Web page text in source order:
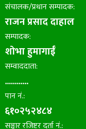
संचालक/प्रधान सम्पादक:
राजन प्रसाद दाहाल
सम्पादक:
शोभा हुमागाईँ
सम्वाददाता:
............
पान नं.:
६१०२५२४८४
सञ्चार रजिष्टर दर्ता नं.: